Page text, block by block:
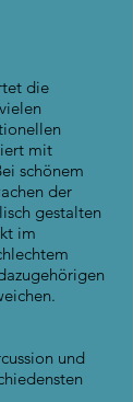
die
mit
schönem
der
gestalten
im
und